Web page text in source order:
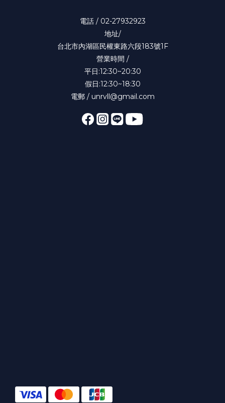
電話 / 02-27932923
地址/
台北市內湖區民權東路六段183號1F
營業時間 /
平日:12:30~20:30
假日:12:30~18:30
電郵 / unrvll@gmail.com